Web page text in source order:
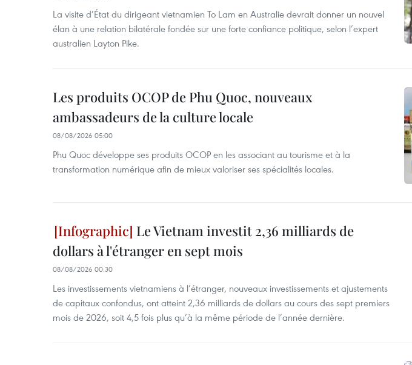
La visite d’État du dirigeant vietnamien To Lam en Australie devrait donner un nouvel
élan à une relation bilatérale fondée sur une forte confiance politique, selon l’expert
australien Layton Pike.
Les produits OCOP de Phu Quoc, nouveaux
ambassadeurs de la culture locale
08/08/2026 05:00
Phu Quoc développe ses produits OCOP en les associant au tourisme et à la
transformation numérique afin de mieux valoriser ses spécialités locales.
Le Vietnam investit 2,36 milliards de
dollars à l'étranger en sept mois
08/08/2026 00:30
Les investissements vietnamiens à l’étranger, nouveaux investissements et ajustements
de capitaux confondus, ont atteint 2,36 milliards de dollars au cours des sept premiers
mois de 2026, soit 4,5 fois plus qu’à la même période de l’année dernière.